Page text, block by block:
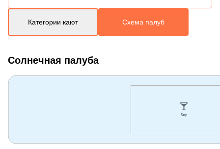
Категории кают Схема палуб
Солнечная палуба